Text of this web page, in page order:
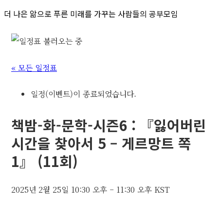
더 나은 앎으로 푸른 미래를 가꾸는 사람들의 공부모임
« 모든 일정표
일정(이벤트)이 종료되었습니다.
책밤-화-문학-시즌6 : 『잃어버린
시간을 찾아서 5 – 게르망트 쪽
1』 (11회)
2025년 2월 25일 10:30 오후 – 11:30 오후 KST